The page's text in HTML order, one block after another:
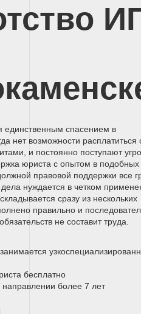
единственным спасением в
нет возможности расплатиться
и постоянно поступают
юриста с опытом в
правовой поддержки все
нуждается в четком
сразу из нескольких
правильно и
не составит труда.
бесплатно
более 7 лет